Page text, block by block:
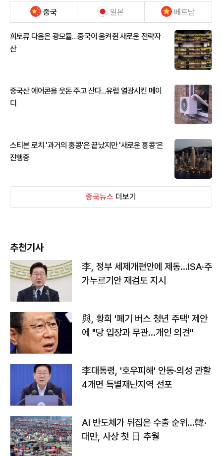
중국 일본 베트남
희토류 다음은 광모듈…중국이 움켜쥔 새로운 전략자
산
중국산 에어콘을 웃돈 주고 산다...유럽 열광시킨 메이
디
스티븐 로치 '과거의 홍콩'은 끝났지만 '새로운 홍콩'은
진행중
중국뉴스 더보기
추천기사
李, 정부 세제개편안에 제동…ISA·주
가누르기안 재검토 지시
與, 황희 '폐기 버스 청년 주택' 제안
에 "당 입장과 무관…개인 의견"
李대통령, '호우피해' 안동·의성 관할
4개면 특별재난지역 선포
AI 반도체가 뒤집은 수출 순위…韓·
대만, 사상 첫 日 추월